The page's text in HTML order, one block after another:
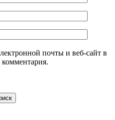
почты и веб-сайт в
комментария.